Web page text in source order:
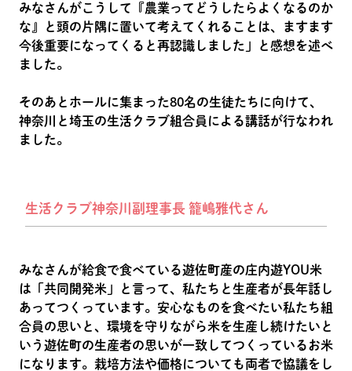
みなさんがこうして『農業ってどうしたらよくなるのか
な』と頭の片隅に置いて考えてくれることは、ますます
今後重要になってくると再認識しました」と感想を述べ
ました。
そのあとホールに集まった80名の生徒たちに向けて、
神奈川と埼玉の生活クラブ組合員による講話が行なわれ
ました。
生活クラブ神奈川副理事長 籠嶋雅代さん
みなさんが給食で食べている遊佐町産の庄内遊YOU米
は「共同開発米」と言って、私たちと生産者が長年話し
あってつくっています。安心なものを食べたい私たち組
合員の思いと、環境を守りながら米を生産し続けたいと
いう遊佐町の生産者の思いが一致してつくっているお米
になります。栽培方法や価格についても両者で協議をし